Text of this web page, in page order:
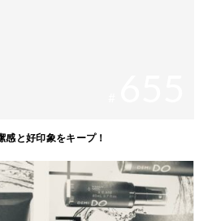
感と好印象をキープ！